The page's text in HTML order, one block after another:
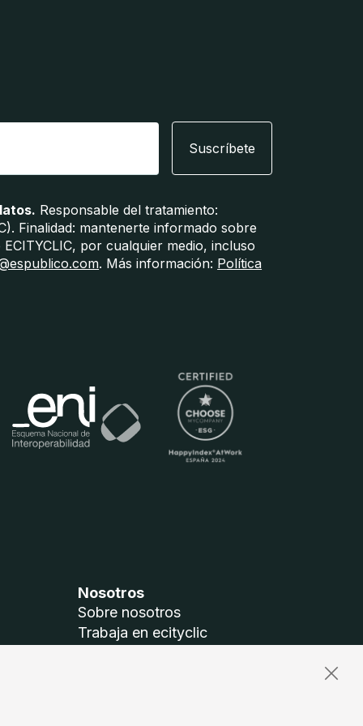
Suscríbete
Responsable del tratamiento:
Finalidad: mantenerte informado sobre
por cualquier medio, incluso
. Más información: Política
Nosotros
Sobre nosotros
Trabaja en ecityclic